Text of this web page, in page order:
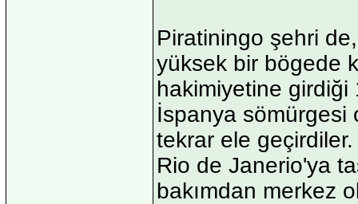
Piratiningo şehri
yüksek bir bögede
hakimiyetine
İspanya sömürgesi
tekrar ele
Rio de Janerio'ya
bakımdan merkez